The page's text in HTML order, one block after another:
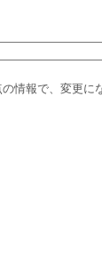
情報で、変更に